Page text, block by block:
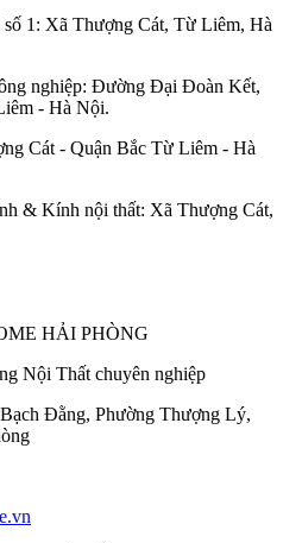
số 1: Xã Thượng Cát, Từ Liêm, Hà
nghiệp: Đường Đại Đoàn Kết,
- Hà Nội.
Cát - Quận Bắc Từ Liêm - Hà
& Kính nội thất: Xã Thượng Cát,
HẢI PHÒNG
Nội Thất chuyên nghiệp
Đằng, Phường Thượng Lý,